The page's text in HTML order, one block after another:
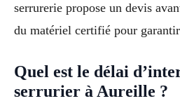
serrurerie propose un devis
du matériel certifié pour
Quel est le délai
serrurier à Aureille ?